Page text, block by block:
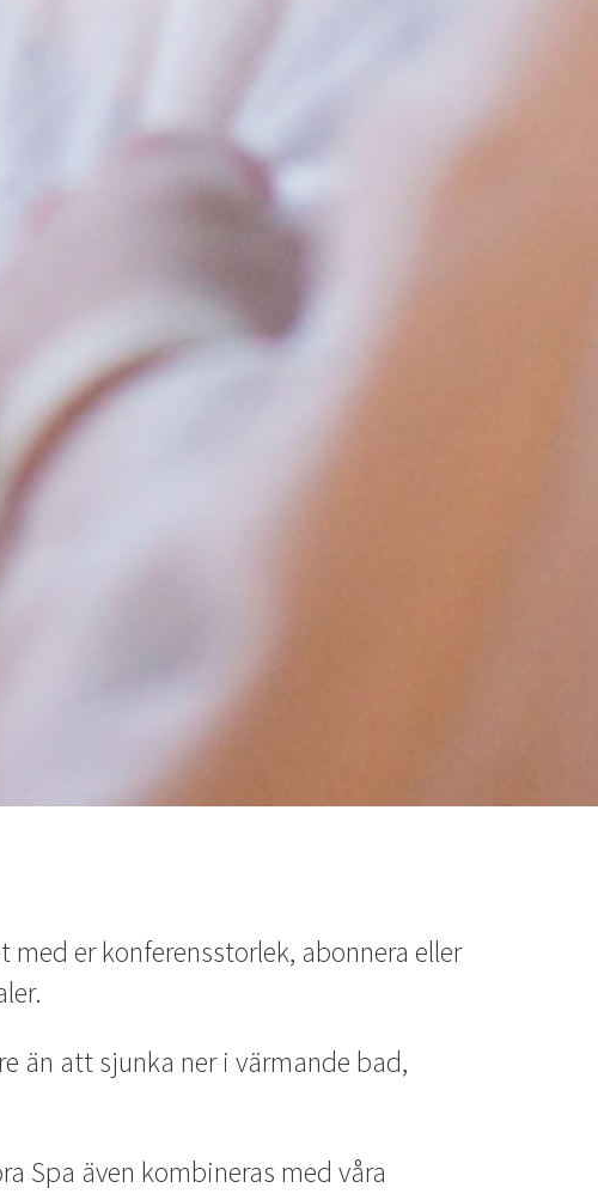
er konferensstorlek, abonnera eller
än att sjunka ner i värmande bad,
Spa även kombineras med våra